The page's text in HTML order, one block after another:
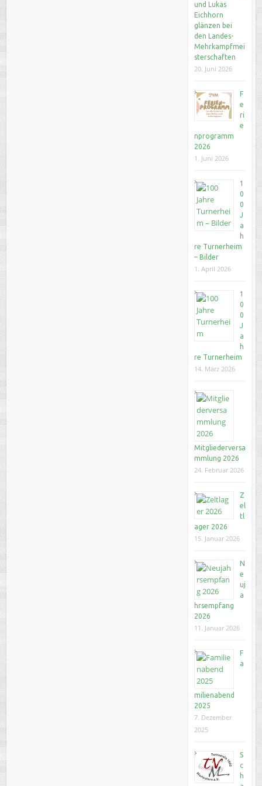
und Lukas
Eichhorn
glänzen bei
den Landes-
Mehrkampfmei
sterschaften
20. Juni 2026
F
e
ri
e
nprogramm
2026
1. Juni 2026
1
0
0
J
a
h
re Turnerheim
– Bilder
1. April 2026
1
0
0
J
a
h
re Turnerheim
14. März 2026
Mitgliederversa
mmlung 2026
24. Februar 2026
Z
el
tl
ager 2026
15. Januar 2026
N
e
uj
a
hrsempfang
2026
11. Januar 2026
F
a
milienabend
2025
7. Dezember
2025
S
c
h